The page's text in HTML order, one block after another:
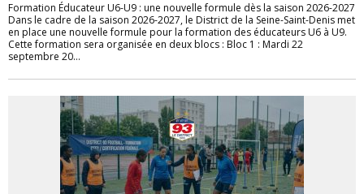
Formation Éducateur U6-U9 : une nouvelle formule dès la saison 2026-2027
Dans le cadre de la saison 2026-2027, le District de la Seine-Saint-Denis met
en place une nouvelle formule pour la formation des éducateurs U6 à U9.
Cette formation sera organisée en deux blocs : Bloc 1 : Mardi 22
septembre 20...